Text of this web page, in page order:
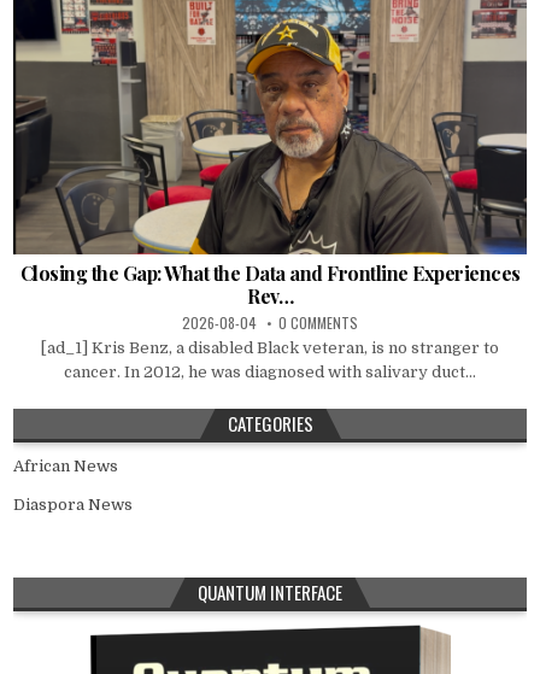
Closing the Gap: What the Data and Frontline Experiences
Rev…
2026-08-04 0 COMMENTS
[ad_1] Kris Benz, a disabled Black veteran, is no stranger to
cancer. In 2012, he was diagnosed with salivary duct...
CATEGORIES
African News
Diaspora News
QUANTUM INTERFACE